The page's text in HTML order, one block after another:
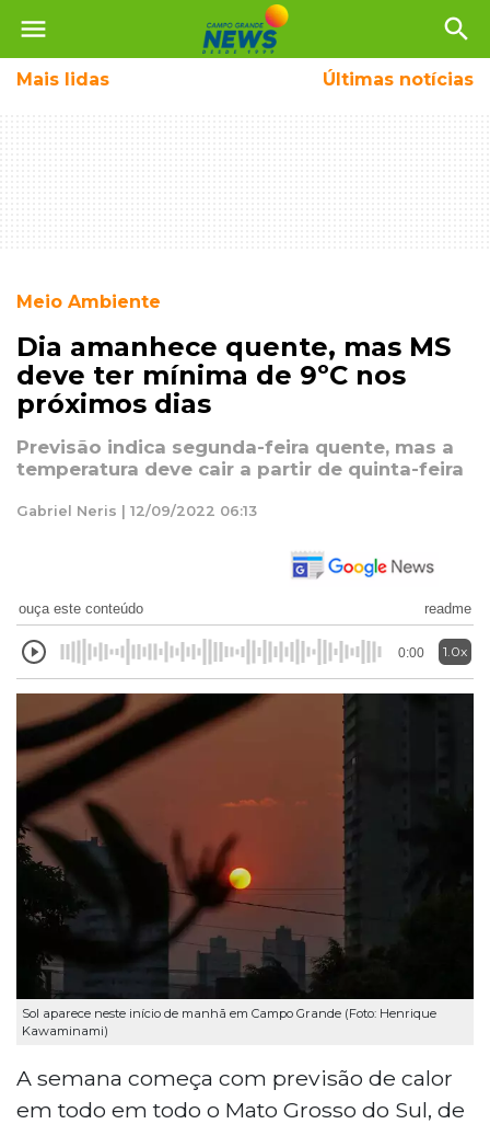
menu search
Mais lidas Últimas notícias
Meio Ambiente
Dia amanhece quente, mas MS
deve ter mínima de 9ºC nos
próximos dias
Previsão indica segunda-feira quente, mas a
temperatura deve cair a partir de quinta-feira
Gabriel Neris | 12/09/2022 06:13
ouça este conteúdo readme
0:00 1.0x
Sol aparece neste início de manhã em Campo Grande (Foto: Henrique
Kawaminami)
A semana começa com previsão de calor
em todo em todo o Mato Grosso do Sul, de